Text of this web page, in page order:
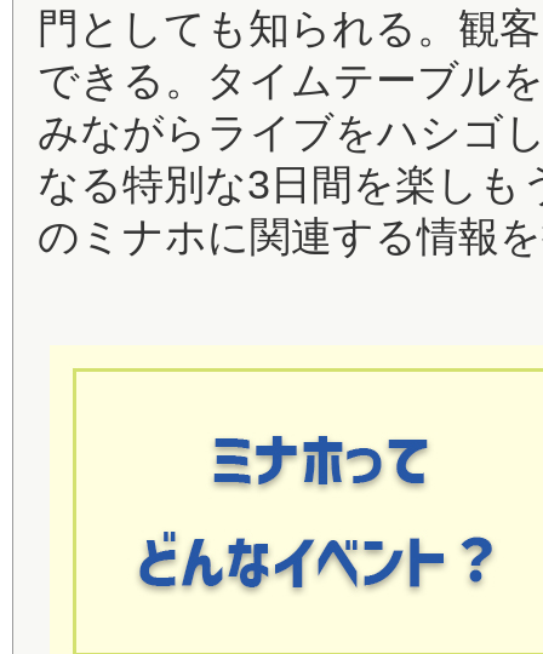
門としても知られる。観
できる。タイムテーブル
みながらライブをハシゴ
なる特別な3日間を楽し
のミナホに関連する情報